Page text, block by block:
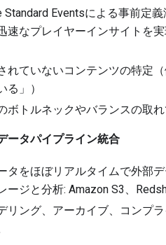
Standard Eventsによる事前定
速なプレイヤーインサイトを
れていないコンテンツの特定
る」）
ボトルネックやバランスの取
ータパイプライン統合
タをほぼリアルタイムで外部
ージと分析: Amazon S3、
リング、アーカイブ、コンプ